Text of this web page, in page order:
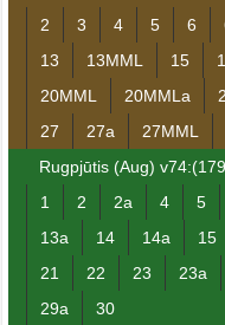
2
3 4 5 6
13
13MML 15
20MML
20MMLa
27
27a 27MML
Rugpjūtis (Aug)
1
2 2a 4 5
13a
14 14a 15
21
22 23 23a
29a
30